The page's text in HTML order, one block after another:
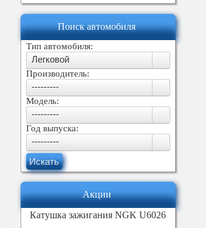
Поиск автомобиля
Тип автомобиля:
Легковой
Производитель:
---------
Модель:
---------
Год выпуска:
---------
Искать
Акции
Катушка зажигания NGK U6026